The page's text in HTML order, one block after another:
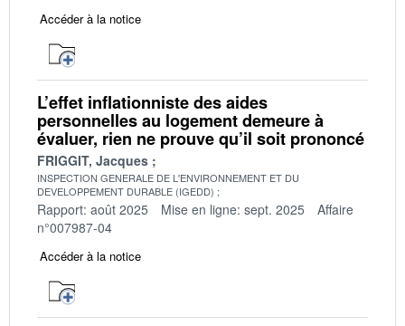
Accéder à la notice
L’effet inflationniste des aides
personnelles au logement demeure à
évaluer, rien ne prouve qu’il soit prononcé
FRIGGIT, Jacques
INSPECTION GENERALE DE L'ENVIRONNEMENT ET DU
DEVELOPPEMENT DURABLE (IGEDD)
Rapport: août 2025 Mise en ligne: sept. 2025
Affaire
n°007987-04
Accéder à la notice